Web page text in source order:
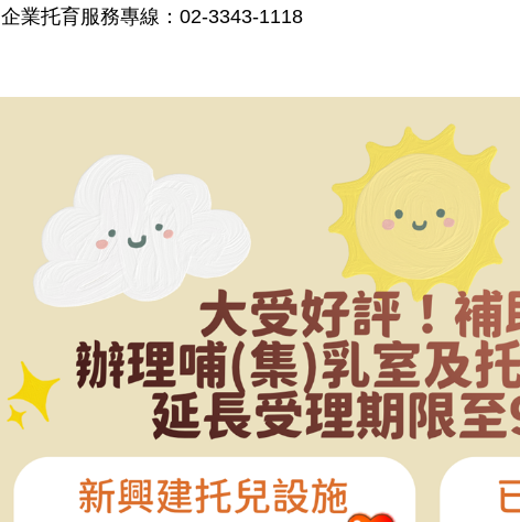
企業托育服務專線：02-3343-1118